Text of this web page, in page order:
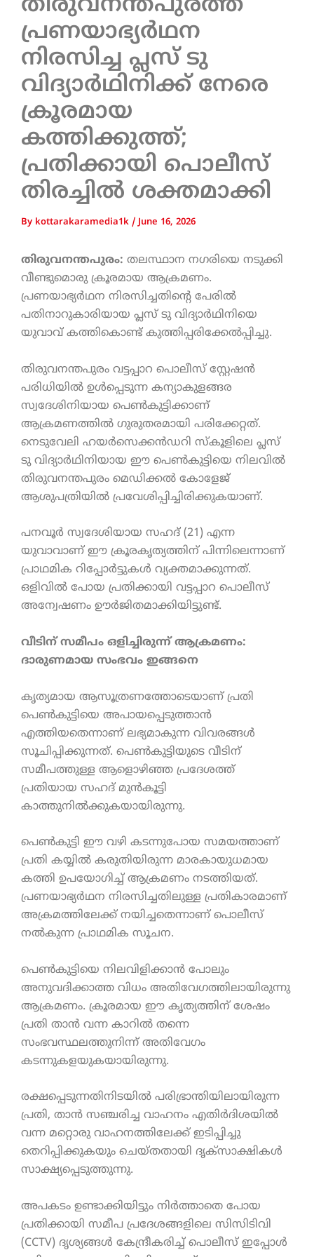
തിരുവനന്തപുരത്ത്
പ്രണയാഭ്യർഥന
നിരസിച്ച പ്ലസ് ടു
വിദ്യാർഥിനിക്ക് നേരെ
ക്രൂരമായ
കത്തിക്കുത്ത്;
പ്രതിക്കായി പൊലീസ്
തിരച്ചിൽ ശക്തമാക്കി
By kottarakaramedia1k /June 16, 2026
തിരുവനന്തപുരം: തലസ്ഥാന നഗരിയെ നടുക്കി
വീണ്ടുമൊരു ക്രൂരമായ ആക്രമണം.
പ്രണയാഭ്യർഥന നിരസിച്ചതിന്റെ പേരിൽ
പതിനാറുകാരിയായ പ്ലസ് ടു വിദ്യാർഥിനിയെ
യുവാവ് കത്തികൊണ്ട് കുത്തിപ്പരിക്കേൽപ്പിച്ചു.
തിരുവനന്തപുരം വട്ടപ്പാറ പൊലീസ് സ്റ്റേഷൻ
പരിധിയിൽ ഉൾപ്പെടുന്ന കന്യാകുളങ്ങര
സ്വദേശിനിയായ പെൺകുട്ടിക്കാണ്
ആക്രമണത്തിൽ ഗുരുതരമായി പരിക്കേറ്റത്.
നെടുവേലി ഹയർസെക്കൻഡറി സ്കൂളിലെ പ്ലസ്
ടു വിദ്യാർഥിനിയായ ഈ പെൺകുട്ടിയെ നിലവിൽ
തിരുവനന്തപുരം മെഡിക്കൽ കോളേജ്
ആശുപത്രിയിൽ പ്രവേശിപ്പിച്ചിരിക്കുകയാണ്.
പനവൂർ സ്വദേശിയായ സഹദ് (21) എന്ന
യുവാവാണ് ഈ ക്രൂരകൃത്യത്തിന് പിന്നിലെന്നാണ്
പ്രാഥമിക റിപ്പോർട്ടുകൾ വ്യക്തമാക്കുന്നത്.
ഒളിവിൽ പോയ പ്രതിക്കായി വട്ടപ്പാറ പൊലീസ്
അന്വേഷണം ഊർജിതമാക്കിയിട്ടുണ്ട്.
വീടിന് സമീപം ഒളിച്ചിരുന്ന് ആക്രമണം:
ദാരുണമായ സംഭവം ഇങ്ങനെ
കൃത്യമായ ആസൂത്രണത്തോടെയാണ് പ്രതി
പെൺകുട്ടിയെ അപായപ്പെടുത്താൻ
എത്തിയതെന്നാണ് ലഭ്യമാകുന്ന വിവരങ്ങൾ
സൂചിപ്പിക്കുന്നത്. പെൺകുട്ടിയുടെ വീടിന്
സമീപത്തുള്ള ആളൊഴിഞ്ഞ പ്രദേശത്ത്
പ്രതിയായ സഹദ് മുൻകൂട്ടി
കാത്തുനിൽക്കുകയായിരുന്നു.
പെൺകുട്ടി ഈ വഴി കടന്നുപോയ സമയത്താണ്
പ്രതി കയ്യിൽ കരുതിയിരുന്ന മാരകായുധമായ
കത്തി ഉപയോഗിച്ച് ആക്രമണം നടത്തിയത്.
പ്രണയാഭ്യർഥന നിരസിച്ചതിലുള്ള പ്രതികാരമാണ്
അക്രമത്തിലേക്ക് നയിച്ചതെന്നാണ് പൊലീസ്
നൽകുന്ന പ്രാഥമിക സൂചന.
പെൺകുട്ടിയെ നിലവിളിക്കാൻ പോലും
അനുവദിക്കാത്ത വിധം അതിവേഗത്തിലായിരുന്നു
ആക്രമണം. ക്രൂരമായ ഈ കൃത്യത്തിന് ശേഷം
പ്രതി താൻ വന്ന കാറിൽ തന്നെ
സംഭവസ്ഥലത്തുനിന്ന് അതിവേഗം
കടന്നുകളയുകയായിരുന്നു.
രക്ഷപ്പെടുന്നതിനിടയിൽ പരിഭ്രാന്തിയിലായിരുന്ന
പ്രതി, താൻ സഞ്ചരിച്ച വാഹനം എതിർദിശയിൽ
വന്ന മറ്റൊരു വാഹനത്തിലേക്ക് ഇടിപ്പിച്ചു
തെറിപ്പിക്കുകയും ചെയ്തതായി ദൃക്‌സാക്ഷികൾ
സാക്ഷ്യപ്പെടുത്തുന്നു.
അപകടം ഉണ്ടാക്കിയിട്ടും നിർത്താതെ പോയ
പ്രതിക്കായി സമീപ പ്രദേശങ്ങളിലെ സിസിടിവി
(CCTV) ദൃശ്യങ്ങൾ കേന്ദ്രീകരിച്ച് പൊലീസ് ഇപ്പോൾ